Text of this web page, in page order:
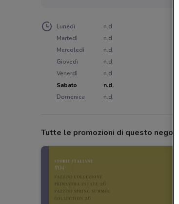
Lunedì
n.d.
Martedì
n.d.
Mercoledì
n.d.
Giovedì
n.d.
Venerdì
n.d.
Sabato
n.d.
Domenica
n.d.
Tutte le promozioni di questo negozio